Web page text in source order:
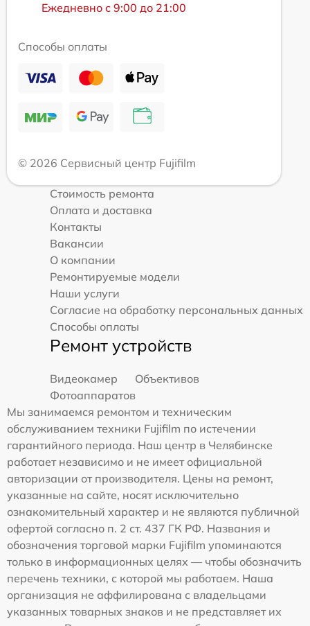
Ежедневно с 9:00 до 21:00
Способы оплаты
© 2026 Сервисный центр Fujifilm
Стоимость ремонта
Оплата и доставка
Контакты
Вакансии
О компании
Ремонтируемые модели
Наши услуги
Согласие на обработку персональных данных
Способы оплаты
Ремонт устройств
Видеокамер
Объективов
Фотоаппаратов
Мы занимаемся ремонтом и техническим
обслуживанием техники Fujifilm по истечении
гарантийного периода. Наш центр в Челябинске
работает независимо и не имеет официальной
авторизации от производителя. Цены на ремонт,
указанные на сайте, носят исключительно
ознакомительный характер и не являются публичной
офертой согласно п. 2 ст. 437 ГК РФ. Названия и
обозначения торговой марки Fujifilm упоминаются
только в информационных целях — чтобы обозначить
перечень техники, с которой мы работаем. Наша
организация не аффилирована с владельцами
указанных товарных знаков и не представляет их